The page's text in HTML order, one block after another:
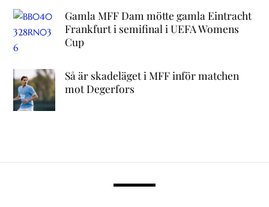
Gamla MFF Dam mötte gamla Eintracht
Frankfurt i semifinal i UEFA Womens
Cup
Så är skadeläget i MFF inför matchen
mot Degerfors